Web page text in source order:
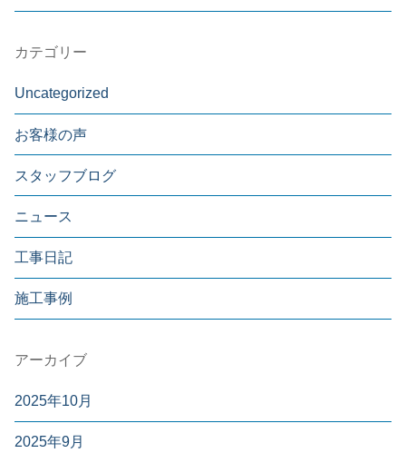
カテゴリー
Uncategorized
お客様の声
スタッフブログ
ニュース
工事日記
施工事例
アーカイブ
2025年10月
2025年9月